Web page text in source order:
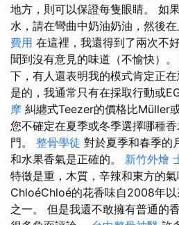
地方，則可以保證每隻眼睛。 如
水，請在彎曲中奶油奶油，然後在
費用 在這裡，我還得到了兩次不
聞到沒有意見的味道（不愉快）。
下，有人還表明我的模式肯定正在
是的，我通常只有在採取行動或
摩 糾纏式Teezer的價格比Müller
您不確定在夏季或冬季選擇哪種
門。 整骨學徒 對於夏季和春季的
和水果香氣是正確的。 新竹外燴
特徵是重，木質，辛辣和東方的氣
ChloéChloé的花香味自2008年
之一。 但是我還不敢擁有普通的